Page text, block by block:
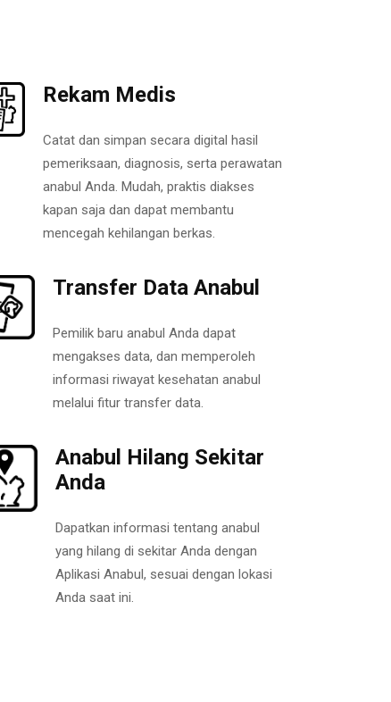
Rekam Medis
Catat dan simpan secara digital hasil
pemeriksaan, diagnosis, serta perawatan
anabul Anda. Mudah, praktis diakses
kapan saja dan dapat membantu
mencegah kehilangan berkas.
Transfer Data Anabul
Pemilik baru anabul Anda dapat
mengakses data, dan memperoleh
informasi riwayat kesehatan anabul
melalui fitur transfer data.
Anabul Hilang Sekitar
Anda
Dapatkan informasi tentang anabul
yang hilang di sekitar Anda dengan
Aplikasi Anabul, sesuai dengan lokasi
Anda saat ini.